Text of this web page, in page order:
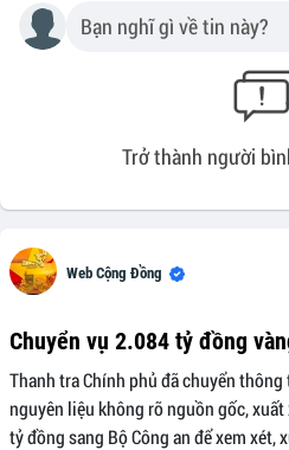
Trở thành người
Web Cộng Đồng
Chuyển vụ 2.084 tỷ đồng
Thanh tra Chính phủ đã chuyển
nguyên liệu không rõ nguồn gốc,
tỷ đồng sang Bộ Công an để xem xét,